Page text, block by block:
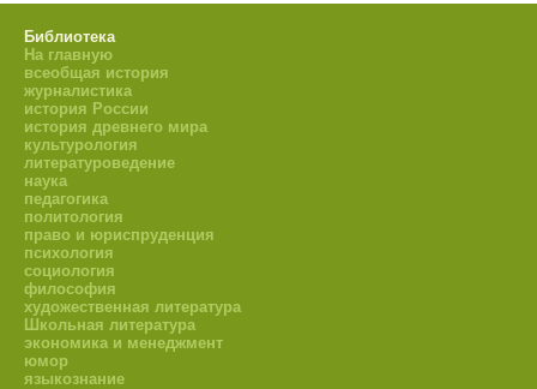
Библиотека
На главную
всеобщая история
журналистика
история России
история древнего мира
культурология
литературоведение
наука
педагогика
политология
право и юриспруденция
психология
социология
философия
художественная литература
Школьная литература
экономика и менеджмент
юмор
языкознание